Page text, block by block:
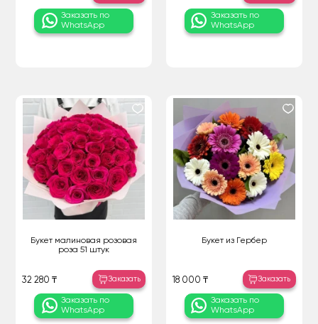
Заказать по
WhatsApp
Заказать по
WhatsApp
Букет малиновая розовая
роза 51 штук
32 280 ₸ Заказать
Заказать по
WhatsApp
Букет из Гербер
18 000 ₸ Заказать
Заказать по
WhatsApp